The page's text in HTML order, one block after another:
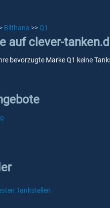
Bilthana >> Q1
auf clever-
bevorzugte Marke Q1 keine
Tankstellen